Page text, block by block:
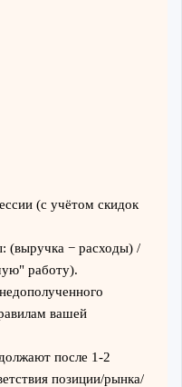
(с учётом скидок
(выручка − расходы) /
работу).
вашей
после 1-2
позиции/рынка/